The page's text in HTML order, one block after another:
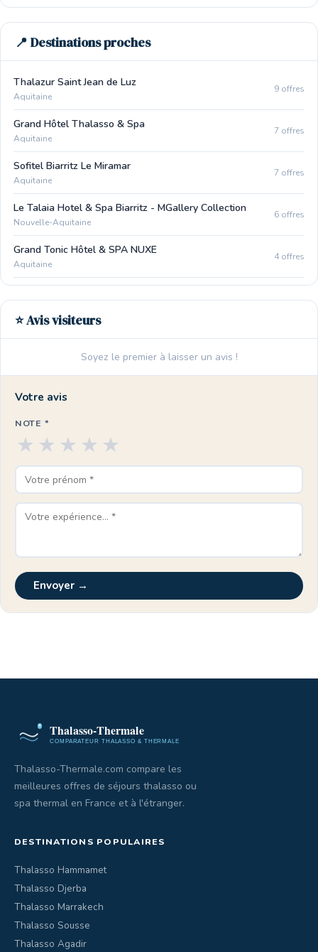
📍 Destinations proches
Thalazur Saint Jean de Luz
Aquitaine
9 offres
Grand Hôtel Thalasso & Spa
Aquitaine
7 offres
Sofitel Biarritz Le Miramar
Aquitaine
7 offres
Le Talaia Hotel & Spa Biarritz - MGallery Collection
Nouvelle-Aquitaine
6 offres
Grand Tonic Hôtel & SPA NUXE
Aquitaine
4 offres
⭐ Avis visiteurs
Soyez le premier à laisser un avis !
Votre avis
NOTE *
★
★
★
★
★
Envoyer →
Thalasso-Thermale.com compare les
meilleures offres de séjours thalasso ou
spa thermal en France et à l'étranger.
DESTINATIONS POPULAIRES
Thalasso Hammamet
Thalasso Djerba
Thalasso Marrakech
Thalasso Sousse
Thalasso Agadir